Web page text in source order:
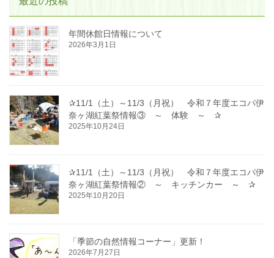
年間休館日情報について
2026年3月1日
✰11/1（土）～11/3（月祝） 令和７年度エコパ伊
奈ヶ湖紅葉祭情報③ ～ 体験 ～ ✰
2025年10月24日
✰11/1（土）～11/3（月祝） 令和７年度エコパ伊
奈ヶ湖紅葉祭情報② ～ キッチンカー ～ ✰
2025年10月20日
「季節の自然情報コーナー」更新！
2026年7月27日